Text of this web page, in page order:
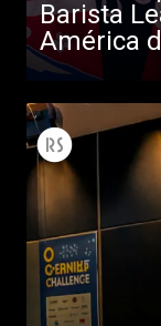
Barista
América
Notícias